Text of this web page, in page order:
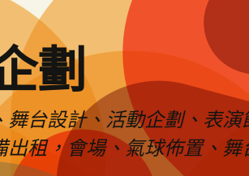
劃
舞台設計、活動企劃、表
出租，會場、氣球佈置、